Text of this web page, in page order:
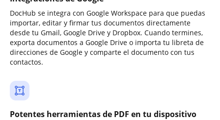
DocHub se integra con Google Workspace para que puedas
importar, editar y firmar tus documentos directamente
desde tu Gmail, Google Drive y Dropbox. Cuando termines,
exporta documentos a Google Drive o importa tu libreta de
direcciones de Google y comparte el documento con tus
contactos.
Potentes herramientas de PDF en tu dispositivo